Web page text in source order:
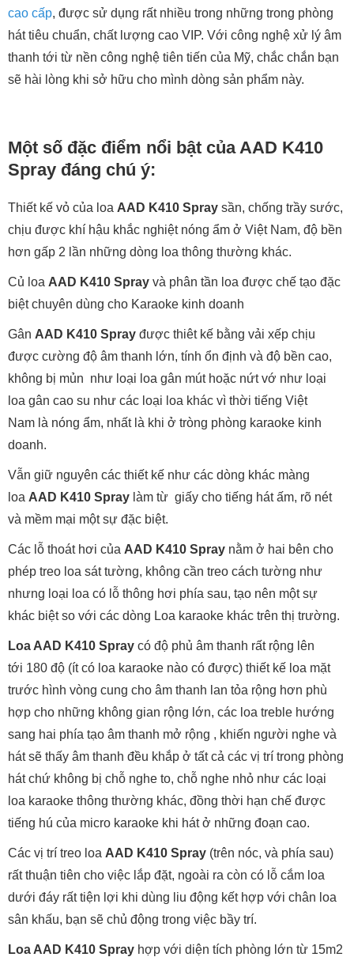
cao cấp, được sử dụng rất nhiều trong những trong phòng
hát tiêu chuẩn, chất lượng cao VIP. Với công nghệ xử lý âm
thanh tới từ nền công nghệ tiên tiến của Mỹ, chắc chắn bạn
sẽ hài lòng khi sở hữu cho mình dòng sản phẩm này.
Một số đặc điểm nổi bật của AAD K410
Spray đáng chú ý:
Thiết kế vỏ của loa AAD K410 Spray sần, chống trầy sước,
chịu được khí hậu khắc nghiệt nóng ẩm ở Việt Nam, độ bền
hơn gấp 2 lần những dòng loa thông thường khác.
Củ loa AAD K410 Spray và phân tần loa được chế tạo đặc
biệt chuyên dùng cho Karaoke kinh doanh
Gân AAD K410 Spray được thiêt kế bằng vải xếp chịu
được cường độ âm thanh lớn, tính ổn định và độ bền cao,
không bị mủn như loại loa gân mút hoặc nứt vớ như loại
loa gân cao su như các loại loa khác vì thời tiếng Việt
Nam là nóng ẩm, nhất là khi ở tròng phòng karaoke kinh
doanh.
Vẫn giữ nguyên các thiết kế như các dòng khác màng
loa AAD K410 Spray làm từ giấy cho tiếng hát ấm, rõ nét
và mềm mại một sự đặc biệt.
Các lỗ thoát hơi của AAD K410 Spray nằm ở hai bên cho
phép treo loa sát tường, không cần treo cách tường như
nhưng loại loa có lỗ thông hơi phía sau, tạo nên một sự
khác biệt so với các dòng Loa karaoke khác trên thị trường.
Loa AAD K410 Spray có độ phủ âm thanh rất rộng lên
tới 180 độ (ít có loa karaoke nào có được) thiết kế loa mặt
trước hình vòng cung cho âm thanh lan tỏa rộng hơn phù
hợp cho những không gian rộng lớn, các loa treble hướng
sang hai phía tạo âm thanh mở rộng , khiến người nghe và
hát sẽ thấy âm thanh đều khắp ở tất cả các vị trí trong phòng
hát chứ không bị chỗ nghe to, chỗ nghe nhỏ như các loại
loa karaoke thông thường khác, đồng thời hạn chế được
tiếng hú của micro karaoke khi hát ở những đoạn cao.
Các vị trí treo loa AAD K410 Spray (trên nóc, và phía sau)
rất thuận tiên cho việc lắp đặt, ngoài ra còn có lỗ cắm loa
dưới đáy rất tiện lợi khi dùng liu động kết hợp với chân loa
sân khấu, bạn sẽ chủ động trong việc bầy trí.
Loa AAD K410 Spray hợp với diện tích phòng lớn từ 15m2